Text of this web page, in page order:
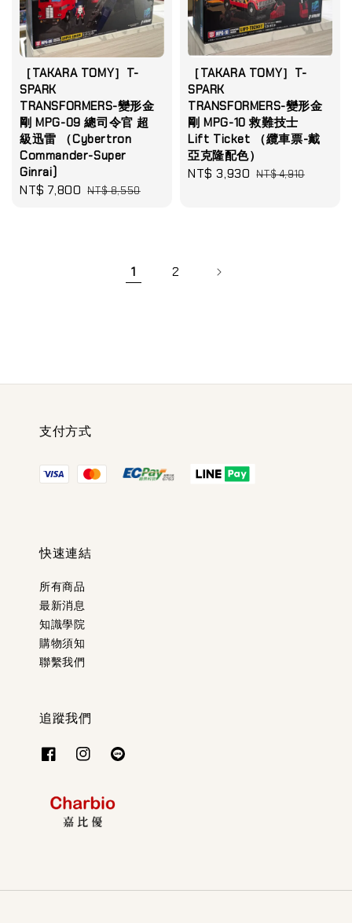
［TAKARA TOMY］T-
SPARK
TRANSFORMERS-變形金
剛 MPG-09 總司令官 超
級迅雷 （Cybertron
Commander-Super
Ginrai)
Sale
NT$ 7,800 Regular
NT$ 8,550
［TAKARA TOMY］T-
SPARK
TRANSFORMERS-變形金
剛 MPG-10 救難技士
Lift Ticket （纜車票-戴
亞克隆配色）
Sale
NT$ 3,930 Regular
NT$ 4,910
1 2
支付方式
快速連結
所有商品
最新消息
知識學院
購物須知
聯繫我們
追蹤我們